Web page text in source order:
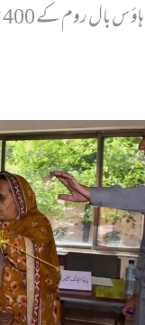
ہاؤس بال روم کے 400 ملین ڈالر کے منصوبے کو روک دیا...